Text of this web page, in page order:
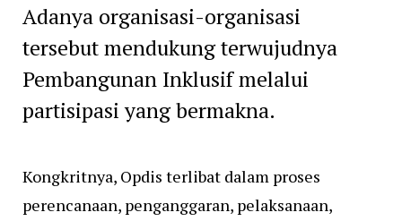
Adanya organisasi-organisasi
tersebut mendukung terwujudnya
Pembangunan Inklusif melalui
partisipasi yang bermakna.
Kongkritnya, Opdis terlibat dalam proses
perencanaan, penganggaran, pelaksanaan,